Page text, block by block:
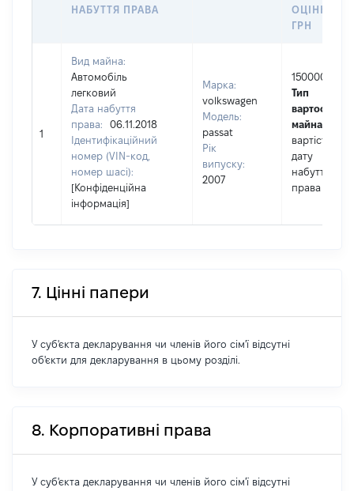
НАБУТТЯ ПРАВА
ОЦІНКОЮ,
ГРН
1
Вид майна:
Автомобіль
легковий
Дата набуття
права:
06.11.2018
Ідентифікаційний
номер (VIN-код,
номер шасі):
[Конфіденційна
інформація]
Марка:
volkswagen
Модель:
passat
Рік
випуску:
2007
150000
Тип
вартості
майна:
вартість на
дату
набуття
права
7. Цінні папери
У суб'єкта декларування чи членів його сім'ї відсутні
об'єкти для декларування в цьому розділі.
8. Корпоративні права
У суб'єкта декларування чи членів його сім'ї відсутні